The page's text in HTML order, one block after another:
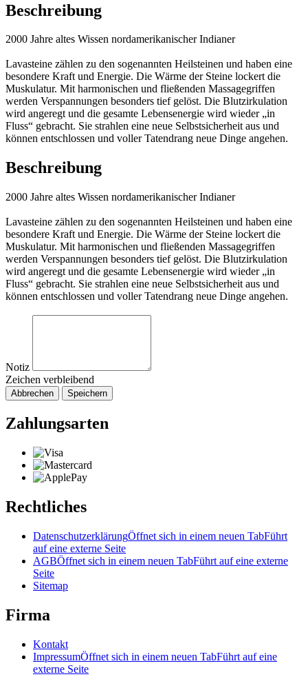
Beschreibung
2000 Jahre altes Wissen nordamerikanischer Indianer
Lavasteine zählen zu den sogenannten Heilsteinen und haben eine
besondere Kraft und Energie. Die Wärme der Steine lockert die
Muskulatur. Mit harmonischen und fließenden Massagegriffen
werden Verspannungen besonders tief gelöst. Die Blutzirkulation
wird angeregt und die gesamte Lebensenergie wird wieder „in
Fluss“ gebracht. Sie strahlen eine neue Selbstsicherheit aus und
können entschlossen und voller Tatendrang neue Dinge angehen.
Beschreibung
2000 Jahre altes Wissen nordamerikanischer Indianer
Lavasteine zählen zu den sogenannten Heilsteinen und haben eine
besondere Kraft und Energie. Die Wärme der Steine lockert die
Muskulatur. Mit harmonischen und fließenden Massagegriffen
werden Verspannungen besonders tief gelöst. Die Blutzirkulation
wird angeregt und die gesamte Lebensenergie wird wieder „in
Fluss“ gebracht. Sie strahlen eine neue Selbstsicherheit aus und
können entschlossen und voller Tatendrang neue Dinge angehen.
Notiz
Zeichen verbleibend
Abbrechen Speichern
Zahlungsarten
Rechtliches
DatenschutzerklärungÖffnet sich in einem neuen TabFührt
auf eine externe Seite
AGBÖffnet sich in einem neuen TabFührt auf eine externe
Seite
Sitemap
Firma
Kontakt
ImpressumÖffnet sich in einem neuen TabFührt auf eine
externe Seite